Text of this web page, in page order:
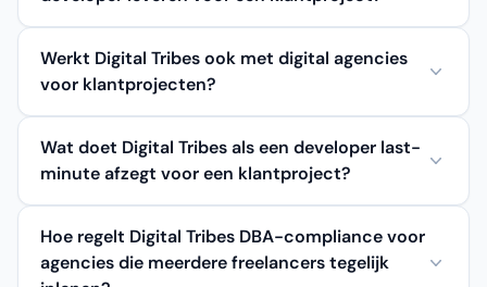
Werkt Digital Tribes ook met digital agencies
voor klantprojecten?
Wat doet Digital Tribes als een developer last-
minute afzegt voor een klantproject?
Hoe regelt Digital Tribes DBA-compliance voor
agencies die meerdere freelancers tegelijk